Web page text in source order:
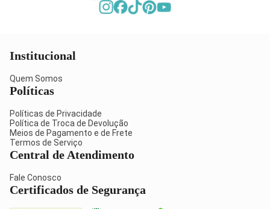
Institucional
Quem Somos
Políticas
Políticas de Privacidade
Política de Troca de Devolução
Meios de Pagamento e de Frete
Termos de Serviço
Central de Atendimento
Fale Conosco
Certificados de Segurança